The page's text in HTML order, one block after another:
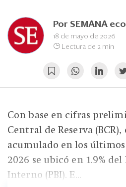
Por SEMANA
18 de mayo de 2026
Lectura de 2 min
Con base en cifras
Central de Reserva
acumulado en los últimos
2026 se ubicó en 1.9%
Interno (PBI). E...